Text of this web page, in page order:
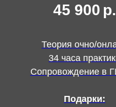
45 900 р.
Теория очно/
34 часа
Сопровождение в
Подарки: